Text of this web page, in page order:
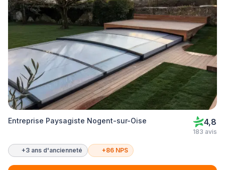
Entreprise Paysagiste Nogent-sur-Oise 4,8
183 avis
+3 ans d'ancienneté +86 NPS